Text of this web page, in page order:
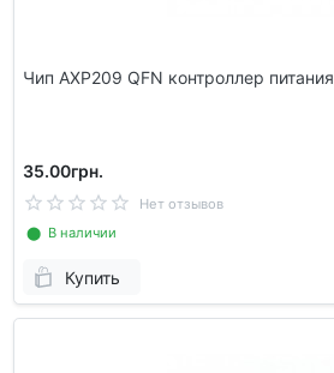
Чип AXP209 QFN контроллер питания
35.00грн.
Нет отзывов
⬤ В наличии
Купить